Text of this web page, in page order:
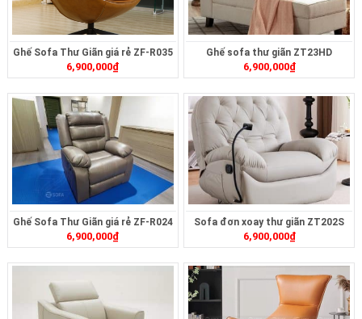
Ghế Sofa Thư Giãn giá rẻ ZF-R035
6,900,000₫
Ghế sofa thư giãn ZT23HD
6,900,000₫
Ghế Sofa Thư Giãn giá rẻ ZF-R024
6,900,000₫
Sofa đơn xoay thư giãn ZT202S
6,900,000₫